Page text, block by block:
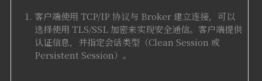
客户端使用 TCP/IP 协议与 Broker 建立连接，可以
选择使用 TLS/SSL 加密来实现安全通信。客户端提供
认证信息，并指定会话类型（Clean Session 或
Persistent Session）。